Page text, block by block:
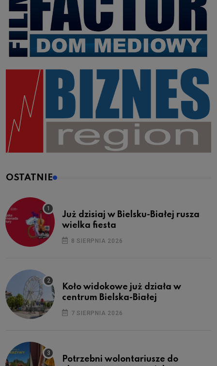
OSTATNIE
Już dzisiaj w Bielsku-Białej rusza
wielka fiesta
8 SIERPNIA 2026
Koło widokowe już działa w
centrum Bielska-Białej
7 SIERPNIA 2026
Potrzebni wolontariusze do